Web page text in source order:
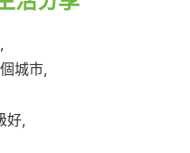
城市，
，